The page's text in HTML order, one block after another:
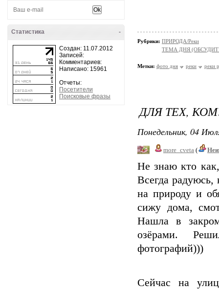
-
Статистика
Создан: 11.07.2012
Записей:
Комментариев:
Написано: 15961
Отчеты:
Посетители
Поисковые фразы
Рубрики: ПРИРОДА/Реки
ТЕМА ДНЯ
Метки: фото дня реки реки
ДЛЯ ТЕХ,
Понедельник, 04
more_cveta (
Не знаю кто
Всегда
на природу и
сижу дома,
Нашла в
озёрами.
фотографий)))
Сейчас на